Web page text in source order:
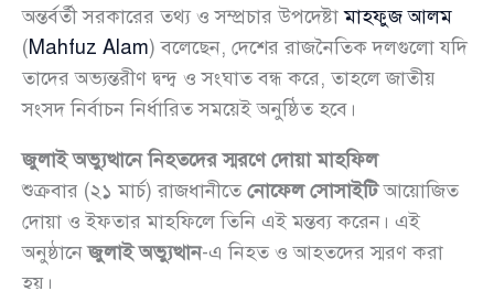
অন্তর্বর্তী সরকারের তথ্য ও সম্প্রচার উপদেষ্টামাহফুজ আলম
(Mahfuz Alam) বলেছেন, দেশের রাজনৈতিক দলগুলো যদি
তাদের অভ্যন্তরীণ দ্বন্দ্ব ও সংঘাত বন্ধ করে, তাহলে জাতীয়
সংসদ নির্বাচন নির্ধারিত সময়েই অনুষ্ঠিত হবে।
জুলাই অভ্যুত্থানে নিহতদের স্মরণে দোয়া মাহফিল
শুক্রবার (২১ মার্চ) রাজধানীতে নোফেল সোসাইটিআয়োজিত
দোয়া ও ইফতার মাহফিলে তিনি এই মন্তব্য করেন। এই
অনুষ্ঠানেজুলাই অভ্যুত্থান-এ নিহত ও আহতদের স্মরণ করা
হয়।